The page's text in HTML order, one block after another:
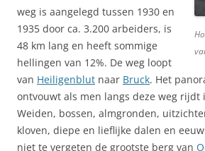
weg is aangelegd tussen 1930 en
1935 door ca. 3.200 arbeiders, is
48 km lang en heeft sommige
hellingen van 12%. De weg loopt
van Heiligenblut naar Bruck. Het
ontvouwt als men langs deze weg rijdt
Weiden, bossen, almgronden,
kloven, diepe en lieflijke dalen en
niet te vergeten de grootste berg van